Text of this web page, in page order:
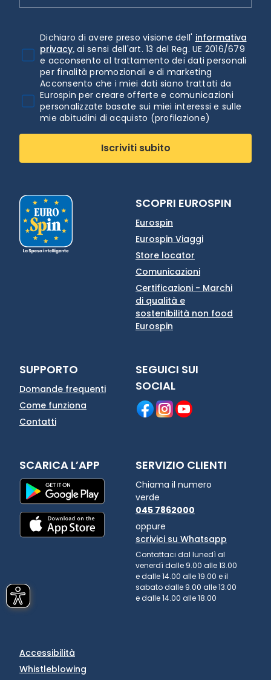
Dichiaro di avere preso visione dell' informativa
privacy. ai sensi dell'art. 13 del Reg. UE 2016/679
e acconsento al trattamento dei dati personali
per finalità promozionali e di marketing
Acconsento che i miei dati siano trattati da
Eurospin per creare offerte e comunicazioni
personalizzate basate sui miei interessi e sulle
mie abitudini di acquisto (profilazione)
Iscriviti subito
SCOPRI EUROSPIN
Eurospin
Eurospin Viaggi
Store locator
Comunicazioni
Certificazioni - Marchi
di qualità e
sostenibilità non food
Eurospin
SUPPORTO
Domande frequenti
Come funziona
Contatti
SEGUICI SUI
SOCIAL
SCARICA L’APP SERVIZIO CLIENTI
Chiama il numero
verde
045 7862000
oppure
scrivici su Whatsapp
Contattaci dal lunedì al
venerdì dalle 9.00 alle 13.00
e dalle 14.00 alle 19.00 e il
sabato dalle 9.00 alle 13.00
e dalle 14.00 alle 18.00
Accessibilità
Whistleblowing